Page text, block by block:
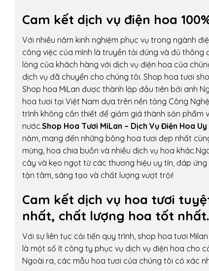
Cam kết dịch vụ điện hoa
Với nhiều năm kinh nghiệm phục vụ trong ngành
công việc của mình là truyền tải đúng và đủ thông
lòng của khách hàng với dịch vụ điện hoa của
dịch vụ đã chuyển cho chúng tôi. Shop hoa tươi
Shop hoa MiLan được thành lập đầu tiên bởi anh
hoa tươi tại Việt Nam dựa trên nền tảng Công
trình không cần thiết để giảm giá thành sản phẩm
nước.Shop Hoa Tươi MiLan – Dịch Vụ Điện Hoa Uy
năm, mang đến những bông hoa tươi đẹp nhất
mừng, hoa chia buồn và nhiều dịch vụ hoa
cây và kẹo ngọt từ các thương hiệu uy tín, đáp
tận tâm, sáng tạo và chất lượng vượt trội!
Cam kết dịch vụ hoa tươi
nhất, chất lượng hoa tốt nhất.
Với sự liên tục cải tiến quy trình, shop hoa tươi Milan
là một số ít công ty phục vụ dịch vụ điện hoa cho
Ngoài ra, các mẫu hoa tươi của chúng tôi có xác